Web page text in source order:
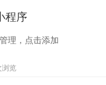
程序
理，点击添加
览